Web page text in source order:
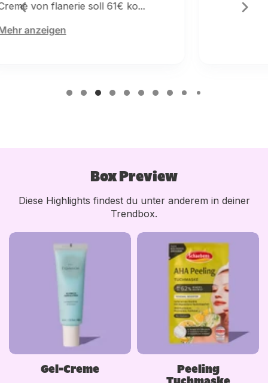
Box Preview
Diese Highlights findest du unter anderem in deiner
Trendbox.
Gel-Creme
Peeling